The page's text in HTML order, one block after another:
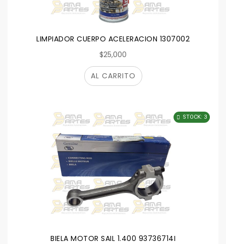
LIMPIADOR CUERPO ACELERACION 1307002
$25,000
AL CARRITO
BIELA MOTOR SAIL 1.400 93736714I
STOCK: 3